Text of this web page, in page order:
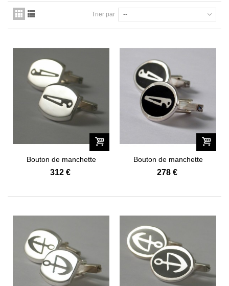
Trier par --
Bouton de manchette
Navale "066-1"
312 €
Bouton de manchette
Navale "066-2"
278 €